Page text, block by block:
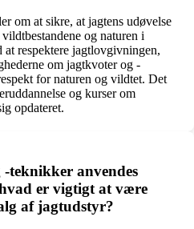
om at sikre, at jagtens udøvelse
og naturen i
at respektere jagtlovgivningen,
om jagtkvoter og -
for naturen og vildtet. Det
og kurser om
opdateret.
teknikker anvendes
er vigtigt at være
af jagtudstyr?